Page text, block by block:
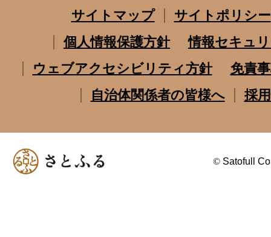
サイトマップ
サイトポリシー
個人情報保護方針
情報セキュ
ウェブアクセシビリティ方針
免責
自治体関係者の皆様へ
採
© Satofull